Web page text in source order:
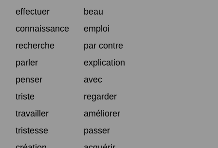
effectuer
beau
connaissance
emploi
recherche
par contre
parler
explication
penser
avec
triste
regarder
travailler
améliorer
tristesse
passer